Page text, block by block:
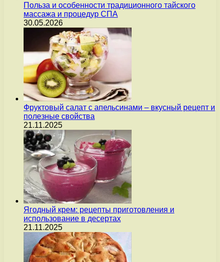
Польза и особенности традиционного тайского
массажа и процедур СПА
30.05.2026
Фруктовый салат с апельсинами – вкусный рецепт и
полезные свойства
21.11.2025
Ягодный крем: рецепты приготовления и
использование в десертах
21.11.2025